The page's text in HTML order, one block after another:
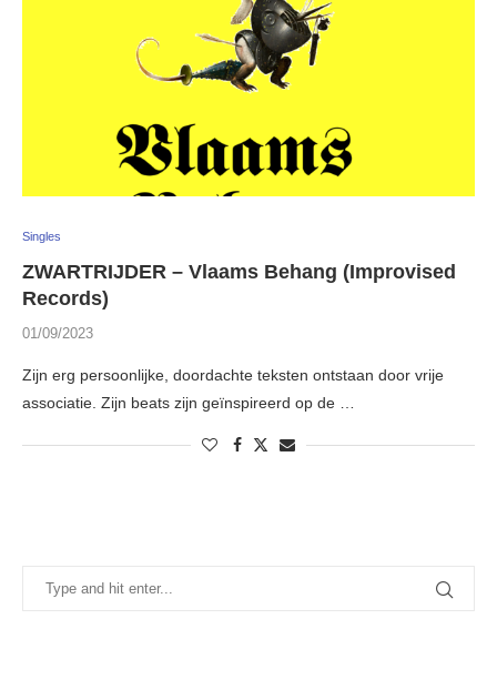
Singles
ZWARTRIJDER – Vlaams Behang (Improvised
Records)
01/09/2023
Zijn erg persoonlijke, doordachte teksten ontstaan door vrije
associatie. Zijn beats zijn geïnspireerd op de …